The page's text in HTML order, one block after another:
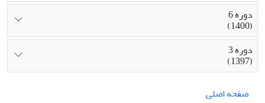
دوره 6
(1400)
دوره 3
(1397)
صفحه اصلی